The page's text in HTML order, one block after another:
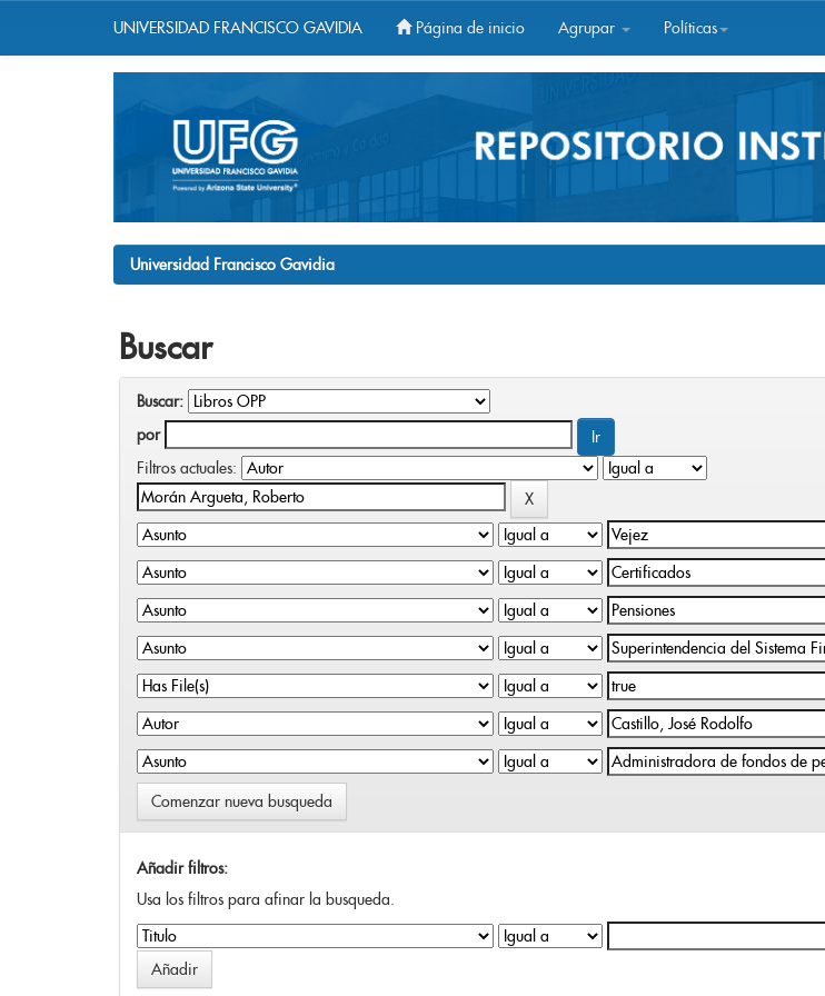
UNIVERSIDAD FRANCISCO GAVIDIA Página de inicio Agrupar Políticas
Universidad Francisco Gavidia
Buscar
Buscar:
por
Filtros actuales:
Comenzar nueva busqueda
Añadir filtros:
Usa los filtros para afinar la busqueda.